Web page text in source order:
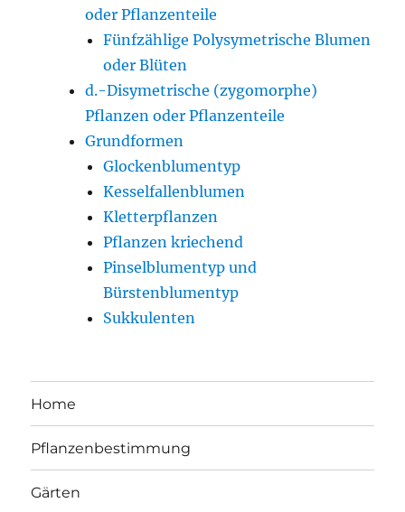
oder Pflanzenteile
Fünfzählige Polysymetrische Blumen
oder Blüten
d.-Disymetrische (zygomorphe)
Pflanzen oder Pflanzenteile
Grundformen
Glockenblumentyp
Kesselfallenblumen
Kletterpflanzen
Pflanzen kriechend
Pinselblumentyp und
Bürstenblumentyp
Sukkulenten
Home
Pflanzenbestimmung
Gärten